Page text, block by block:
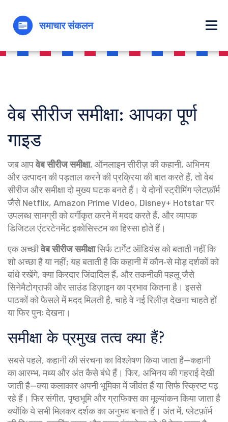
वेब सीरीज समीक्षा: आपका पूर्ण
गाइड
जब आपवेब सीरीज समीक्षा, ऑनलाइन सीरीज़ की कहानी, अभिनय
और उत्पादन की पड़ताल करने की प्रक्रियाकी बात करते हैं, तोवेब
सीरीजऔरसमीक्षादो मुख्य घटक बनते हैं। ये दोनोंस्ट्रीमिंग प्लेटफ़ॉर्म
जैसे Netflix, Amazon Prime Video, Disney+ Hotstar पर
उपलब्ध सामग्री को वर्गीकृत करने में मदद करते हैं, और व्यापक
डिजिटल एंटरटेनमेंटइकोसिस्टम का हिस्सा होते हैं।
एक अच्छीवेब सीरीज समीक्षासिर्फ टार्गेट ऑडियंस को बताती नहीं कि
शो अच्छा है या नहीं; यह बताती है कि कहानी में कौन‑से मोड़ दर्शकों को
बांधे रखेंगे, क्या किरदार जिंदादिल हैं, और तकनीकी पहलू जैसे
सिनेमैटोग्राफी और साउंड डिज़ाइन का प्रभाव कितना है। इससे
पाठकों को फैसले में मदद मिलती है, चाहे वे नई रिलीज़ देखना चाहते हों
या फिर पुनः देखना।
समीक्षा के प्रमुख तत्व क्या हैं?
सबसे पहले, कहानी की संरचना का विश्लेषण किया जाता है—कहानी
का आरम्भ, मध्य और अंत कैसे बंधे हैं। फिर, अभिनय की गहराई देखी
जाती है—क्या कलाकार अपनी भूमिका में जीवंत हैं या सिर्फ स्क्रिप्ट पढ़
रहे हैं। फिर संगीत, पृष्ठभूमि और ग्राफिक्स का मूल्यांकन किया जाता है
क्योंकि ये सभी मिलकर दर्शक का अनुभव बनाते हैं। अंत में, प्लेटफ़ॉर्म